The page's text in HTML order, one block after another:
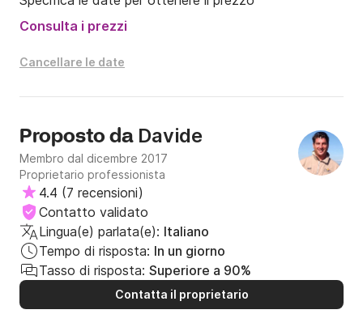
Consulta i prezzi
Cancellare le date
Proposto da Davide
Membro dal dicembre 2017
Proprietario professionista
4.4 (7 recensioni)
Contatto validato
Lingua(e) parlata(e): Italiano
Tempo di risposta: In un giorno
Tasso di risposta: Superiore a 90%
Contatta il proprietario